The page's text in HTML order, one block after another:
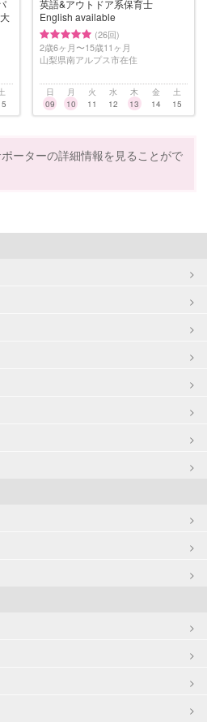
英語&アウトドア系保育士
English available
(26回)
2歳6ヶ月〜15歳11ヶ月
山梨県南アルプス市在住
日
09
月
10
火
11
水
12
木
13
金
14
土
15
ーターの詳細情報を見ることがで